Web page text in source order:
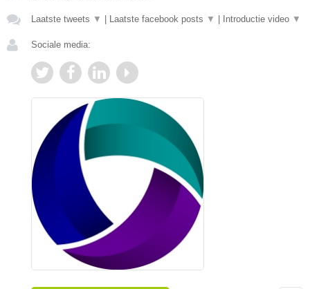
Laatste tweets ▼ Laatste facebook posts ▼ Introductie video ▼
Sociale media: